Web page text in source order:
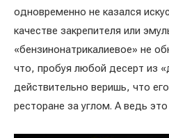
одновременно не казался
качестве закрепителя или
«бензинонатрикалиевое» не
что, пробуя любой десерт из
действительно веришь, что
ресторане за углом. А ведь